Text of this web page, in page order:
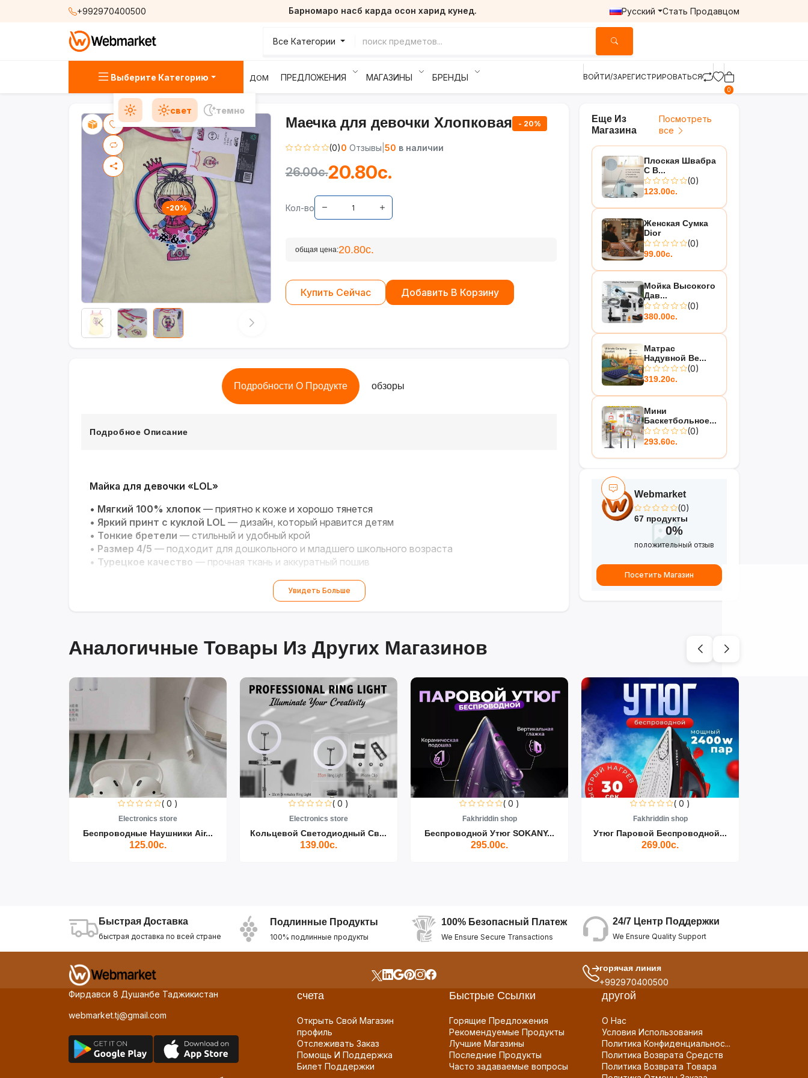
+992970400500 Барномаро насб карда осон харид кунед. Русский Стать Продавцом
Все Категории
Выберите Категорию ДОМ ПРЕДЛОЖЕНИЯ МАГАЗИНЫ БРЕНДЫ ВОЙТИ/ЗАРЕГИСТРИРОВАТЬСЯ
0
свет темно
-20%
Маечка для девочки Хлопковая - 20%
(0)0 Отзывы 50 в наличии
26.00с.20.80с.
Кол-во
общая цена:20.80с.
Купить Сейчас Добавить В Корзину
Подробности О Продукте обзоры
Подробное Описание
Майка для девочки «LOL»
• Мягкий 100% хлопок — приятно к коже и хорошо тянется
• Яркий принт с куклой LOL — дизайн, который нравится детям
• Тонкие бретели — стильный и удобный крой
• Размер 4/5 — подходит для дошкольного и младшего школьного возраста
• Турецкое качество — прочная ткань и аккуратный пошив
Весёлый и комфортный наряд для маленьких модниц!
Увидеть Больше
Еще Из
Магазина
Посмотреть
все
Плоская Швабра
С В...
(0)
123.00с.
Женская Сумка
Dior
(0)
99.00с.
Мойка Высокого
Дав...
(0)
380.00с.
Матрас
Надувной Be...
(0)
319.20с.
Мини
Баскетбольное...
(0)
293.60с.
Webmarket
(0)
67 продукты
0%
положительный отзыв
Посетить Магазин
Аналогичные Товары Из Других Магазинов
( 0 )
Electronics store
Беспроводные Наушники Air...
125.00с.
( 0 )
Electronics store
Кольцевой Светодиодный Св...
139.00с.
( 0 )
Fakhriddin shop
Беспроводной Утюг SOKANY...
295.00с.
( 0 )
Fakhriddin shop
Утюг Паровой Беспроводной...
269.00с.
Быстрая Доставка
быстрая доставка по всей стране
Подлинные Продукты
100% подлинные продукты
100% Безопасный Платеж
We Ensure Secure Transactions
24/7 Центр Поддержки
We Ensure Quality Support
горячая линия
+992970400500
Фирдавси 8 Душанбе Таджикистан
webmarket.tj@gmail.com
счета
Открыть Свой Магазин
профиль
Отслеживать Заказ
Помощь И Поддержка
Билет Поддержки
Быстрые Ссылки
Горящие Предложения
Рекомендуемые Продукты
Лучшие Магазины
Последние Продукты
Часто задаваемые вопросы
другой
О Нас
Условия Использования
Политика Конфиденциальнос...
Политика Возврата Средств
Политика Возврата Товара